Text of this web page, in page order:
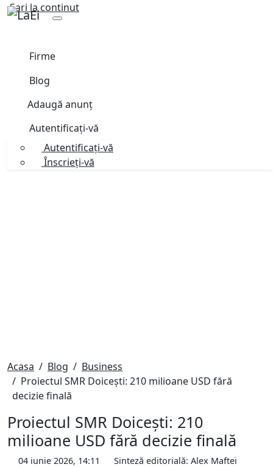
Sari la continut
Firme
Blog
Adaugă anunț
Autentificați-vă
Autentificați-vă
Înscrieți-vă
Acasa Blog
Business
Proiectul SMR Doicești: 210 milioane USD fără
decizie finală
Proiectul SMR Doicești: 210
milioane USD fără decizie finală
04 iunie 2026, 14:11 Sinteză editorială: Alex Maftei